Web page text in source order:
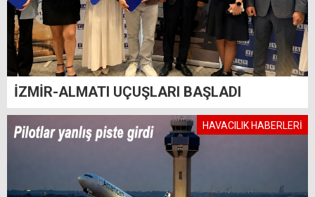
İZMİR-ALMATI UÇUŞLARI BAŞLADI
HAVACILIK HABERLERİ